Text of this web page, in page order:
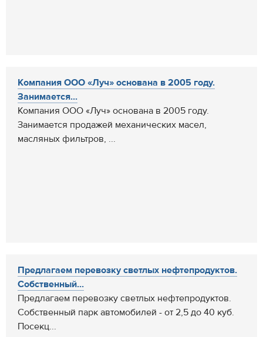
Компания ООО «Луч» основана в 2005 году.
Занимается...
Компания ООО «Луч» основана в 2005 году.
Занимается продажей механических масел,
масляных фильтров, ...
Предлагаем перевозку светлых нефтепродуктов.
Собственный...
Предлагаем перевозку светлых нефтепродуктов.
Собственный парк автомобилей - от 2,5 до 40 куб.
Посекц...